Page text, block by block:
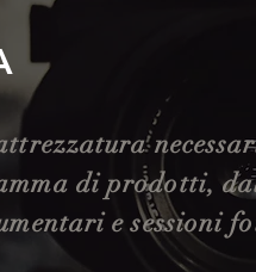
di prodotti,
e sessioni